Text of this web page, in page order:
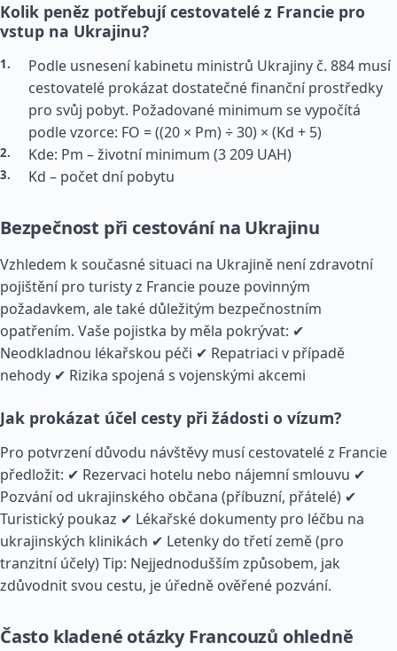
Kolik peněz potřebují cestovatelé z Francie pro
vstup na Ukrajinu?
Podle usnesení kabinetu ministrů Ukrajiny č. 884 musí
cestovatelé prokázat dostatečné finanční prostředky
pro svůj pobyt. Požadované minimum se vypočítá
podle vzorce: FO = ((20 × Pm) ÷ 30) × (Kd + 5)
Kde: Pm – životní minimum (3 209 UAH)
Kd – počet dní pobytu
Bezpečnost při cestování na Ukrajinu
Vzhledem k současné situaci na Ukrajině není zdravotní
pojištění pro turisty z Francie pouze povinným
požadavkem, ale také důležitým bezpečnostním
opatřením. Vaše pojistka by měla pokrývat: ✔
Neodkladnou lékařskou péči ✔ Repatriaci v případě
nehody ✔ Rizika spojená s vojenskými akcemi
Jak prokázat účel cesty při žádosti o vízum?
Pro potvrzení důvodu návštěvy musí cestovatelé z Francie
předložit: ✔ Rezervaci hotelu nebo nájemní smlouvu ✔
Pozvání od ukrajinského občana (příbuzní, přátelé) ✔
Turistický poukaz ✔ Lékařské dokumenty pro léčbu na
ukrajinských klinikách ✔ Letenky do třetí země (pro
tranzitní účely) Tip: Nejjednodušším způsobem, jak
zdůvodnit svou cestu, je úředně ověřené pozvání.
Často kladené otázky Francouzů ohledně